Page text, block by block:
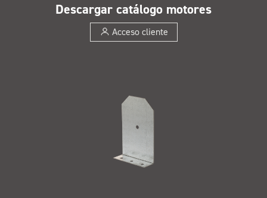
Descargar catálogo motores
Acceso cliente